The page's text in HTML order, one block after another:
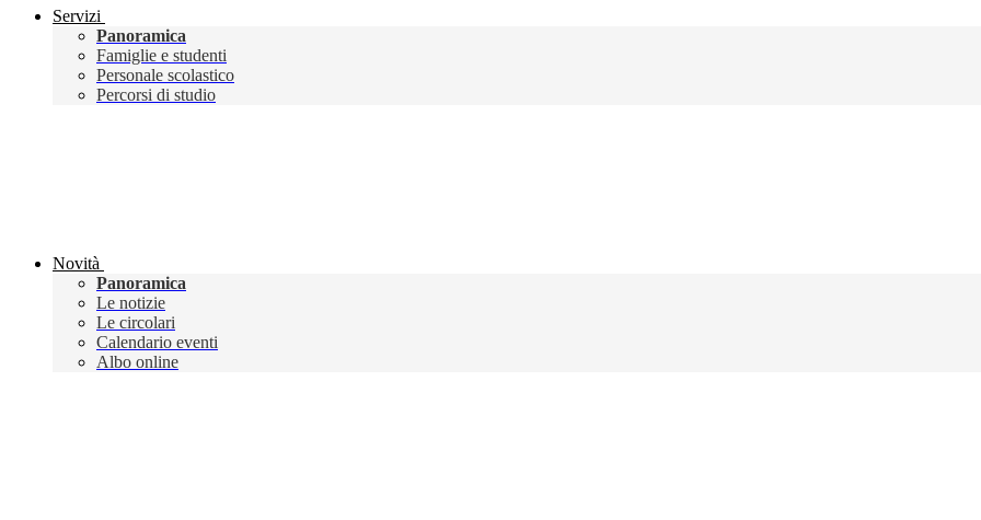
Servizi
Panoramica
Famiglie e studenti
Personale scolastico
Percorsi di studio
Novità
Panoramica
Le notizie
Le circolari
Calendario eventi
Albo online